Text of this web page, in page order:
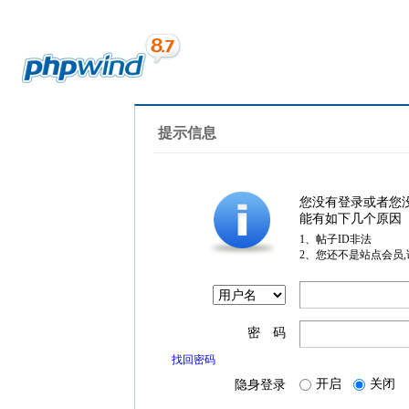
提示信息
您没有登录或者您
能有如下几个原因
1、帖子ID非法
2、您还不是站点会员
密 码
找回密码
隐身登录 开启 关闭